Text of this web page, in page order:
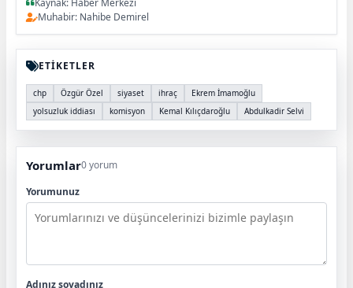
Kaynak: Haber Merkezi
Muhabir: Nahibe Demirel
ETİKETLER
chp Özgür Özel siyaset ihraç
Ekrem İmamoğlu
yolsuzluk iddiası
komisyon Kemal Kılıçdaroğlu Abdulkadir Selvi
Yorumlar0 yorum
Yorumunuz
Adınız soyadınız